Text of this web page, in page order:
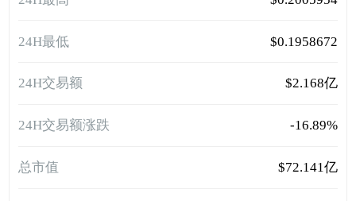
24H最低 $0.1958672
24H交易额 $2.168亿
24H交易额涨跌 -16.89%
总市值 $72.141亿